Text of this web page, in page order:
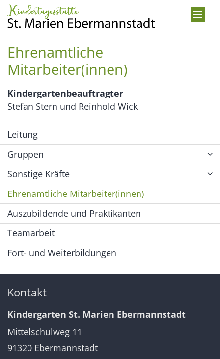
Zum Inhalt springen
Ehrenamtliche
Mitarbeiter(innen)
Kindergartenbeauftragter
Stefan Stern und Reinhold Wick
Leitung
Gruppen
Sonstige Kräfte
Ehrenamtliche Mitarbeiter(innen)
Auszubildende und Praktikanten
Teamarbeit
Fort- und Weiterbildungen
Kontakt
Kindergarten St. Marien Ebermannstadt
Mittelschulweg 11
91320 Ebermannstadt